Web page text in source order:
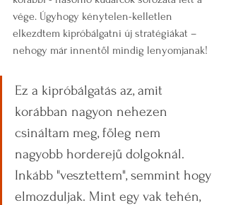
vége. Úgyhogy kénytelen-kelletlen
elkezdtem kipróbálgatni új stratégiákat –
nehogy már innentől mindig lenyomjanak!
Ez a kipróbálgatás az, amit
korábban nagyon nehezen
csináltam meg, főleg nem
nagyobb horderejű dolgoknál.
Inkább "vesztettem", semmint hogy
elmozduljak. Mint egy vak tehén,